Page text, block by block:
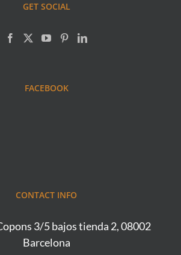
GET SOCIAL
FACEBOOK
CONTACT INFO
3/5 bajos tienda 2, 08002
Barcelona